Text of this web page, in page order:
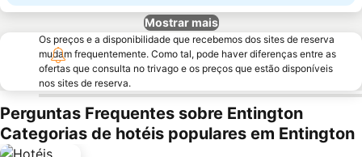
Mostrar mais
Os preços e a disponibilidade que recebemos dos sites de reserva
mudam frequentemente. Como tal, pode haver diferenças entre as
ofertas que consulta no trivago e os preços que estão disponíveis
nos sites de reserva.
Perguntas Frequentes sobre Entington
Categorias de hotéis populares em Entington